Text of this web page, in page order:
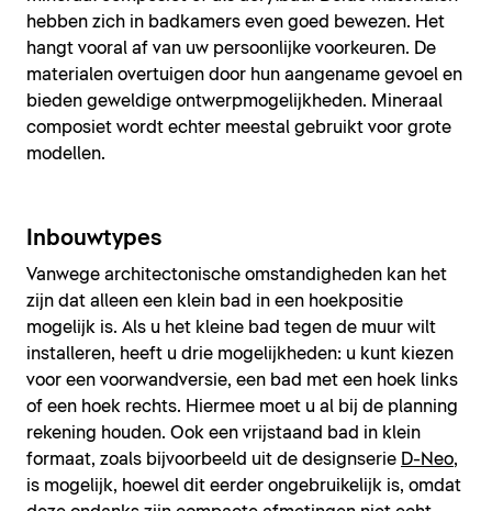
hebben zich in badkamers even goed bewezen. Het
hangt vooral af van uw persoonlijke voorkeuren. De
materialen overtuigen door hun aangename gevoel en
bieden geweldige ontwerpmogelijkheden. Mineraal
composiet wordt echter meestal gebruikt voor grote
modellen.
Inbouwtypes
Vanwege architectonische omstandigheden kan het
zijn dat alleen een klein bad in een hoekpositie
mogelijk is. Als u het kleine bad tegen de muur wilt
installeren, heeft u drie mogelijkheden: u kunt kiezen
voor een voorwandversie, een bad met een hoek links
of een hoek rechts. Hiermee moet u al bij de planning
rekening houden. Ook een vrijstaand bad in klein
formaat, zoals bijvoorbeeld uit de designserie D-Neo,
is mogelijk, hoewel dit eerder ongebruikelijk is, omdat